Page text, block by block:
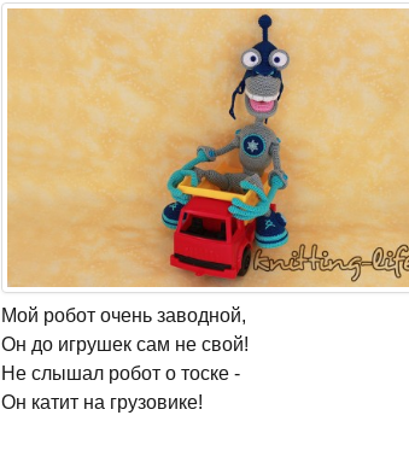
Мой робот очень заводной,
Он до игрушек сам не свой!
Не слышал робот о тоске -
Он катит на грузовике!